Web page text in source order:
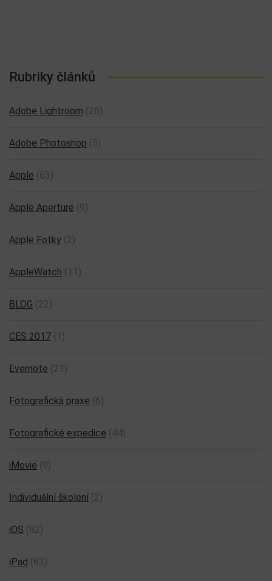
Rubriky článků
Adobe Lightroom (26)
Adobe Photoshop (5)
Apple (63)
Apple Aperture (9)
Apple Fotky (2)
AppleWatch (11)
BLOG (22)
CES 2017 (1)
Evernote (21)
Fotografická praxe (6)
Fotografické expedice (44)
iMovie (9)
Individuální školení (2)
iOS (82)
iPad (63)